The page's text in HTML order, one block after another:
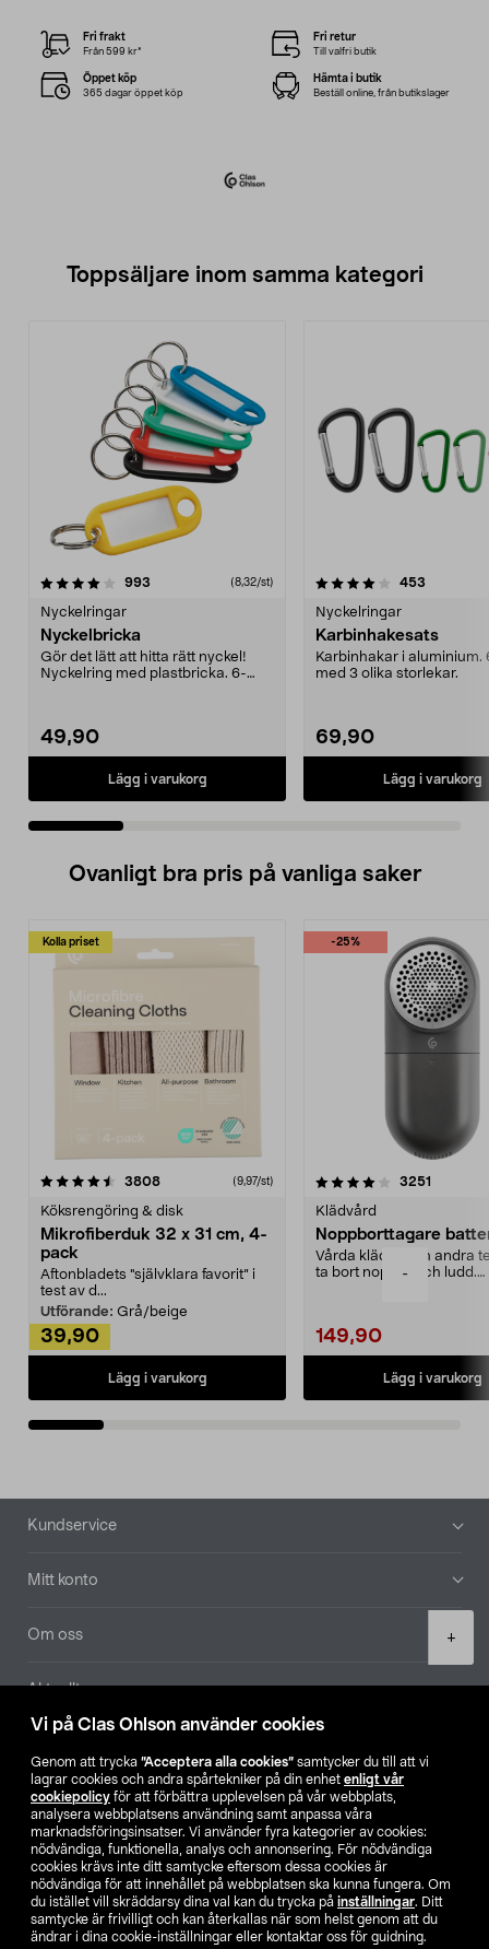
Vi på Clas Ohlson använder cookies
Genom att trycka ”Acceptera alla cookies” samtycker du till att vi
lagrar cookies och andra spårtekniker på din enhet enligt vår
cookiepolicy för att förbättra upplevelsen på vår webbplats,
analysera webbplatsens användning samt anpassa våra
marknadsföringsinsatser. Vi använder fyra kategorier av cookies:
nödvändiga, funktionella, analys och annonsering. För nödvändiga
cookies krävs inte ditt samtycke eftersom dessa cookies är
nödvändiga för att innehållet på webbplatsen ska kunna fungera. Om
du istället vill skräddarsy dina val kan du trycka på inställningar. Ditt
samtycke är frivilligt och kan återkallas när som helst genom att du
ändrar i dina cookie-inställningar eller kontaktar oss för guidning.
-
+
Fri frakt
Från 599 kr*
Fri retur
Till valfri butik
Öppet köp
365 dagar öppet köp
Hämta i butik
Beställ online, från butikslager
Toppsäljare inom samma kategori
993 (8,32/st)
Nyckelringar
Nyckelbricka
Gör det lätt att hitta rätt nyckel!
Nyckelring med plastbricka. 6-
49,90
Lägg i varukorg
4.0 av 5 stjärnor 453
Nyckelringar
Karbinhakesats
Karbinhakar i aluminium.
med 3 olika storlekar.
69,90
Lägg i varukorg
4.5 av 5 stjärnor
Ovanligt bra pris på vanliga saker
Kolla priset
3808recensioner (9,97/st)
Köksrengöring & disk
Mikrofiberduk 32 x 31 cm, 4-
pack
Aftonbladets "självklara favorit” i
test av d...
Utförande: Grå/beige
39,90
Lägg i varukorg
-25%
4.0av 5 stjärnor 3251
Klädvård
Noppborttagare
Vårda kläder och andra
ta bort noppor och ludd.
149,90
Lägg i varukorg
4.5av 5 stjärnor
Sidfot
Kundservice
Mitt konto
Om oss
Aktuellt
Hitta butik
SE NO FI